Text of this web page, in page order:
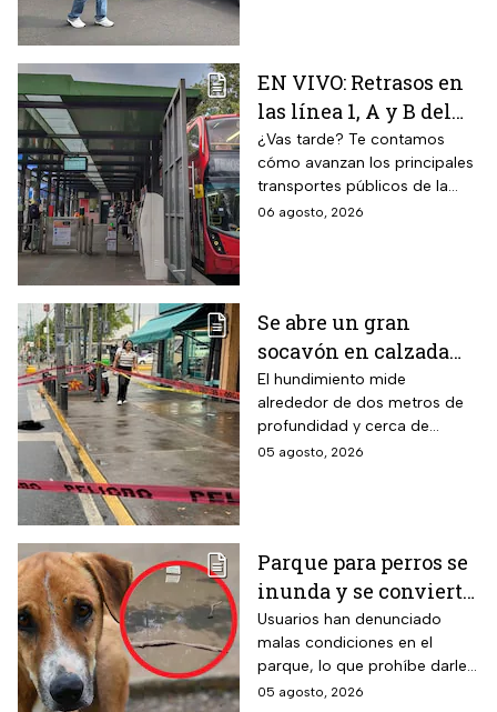
EN VIVO: Retrasos en
las línea 1, A y B del
Metro CDMX;
Metrobús sin
contratiempos hoy
jueves 6 de agosto
¿Vas tarde? Te contamos
cómo avanzan los principales
transportes públicos de la
capital durante este jueves.
06 agosto, 2026
Se abre un gran
socavón en calzada
Taxqueña tras paso de
Trolebús
El hundimiento mide
alrededor de dos metros de
profundidad y cerca de
cuatro metros de diámetro.
05 agosto, 2026
Parque para perros se
inunda y se convierte
en foco de infección;
el área canina está
inutilizable
Usuarios han denunciado
malas condiciones en el
parque, lo que prohíbe darle
un uso adecuado
05 agosto, 2026